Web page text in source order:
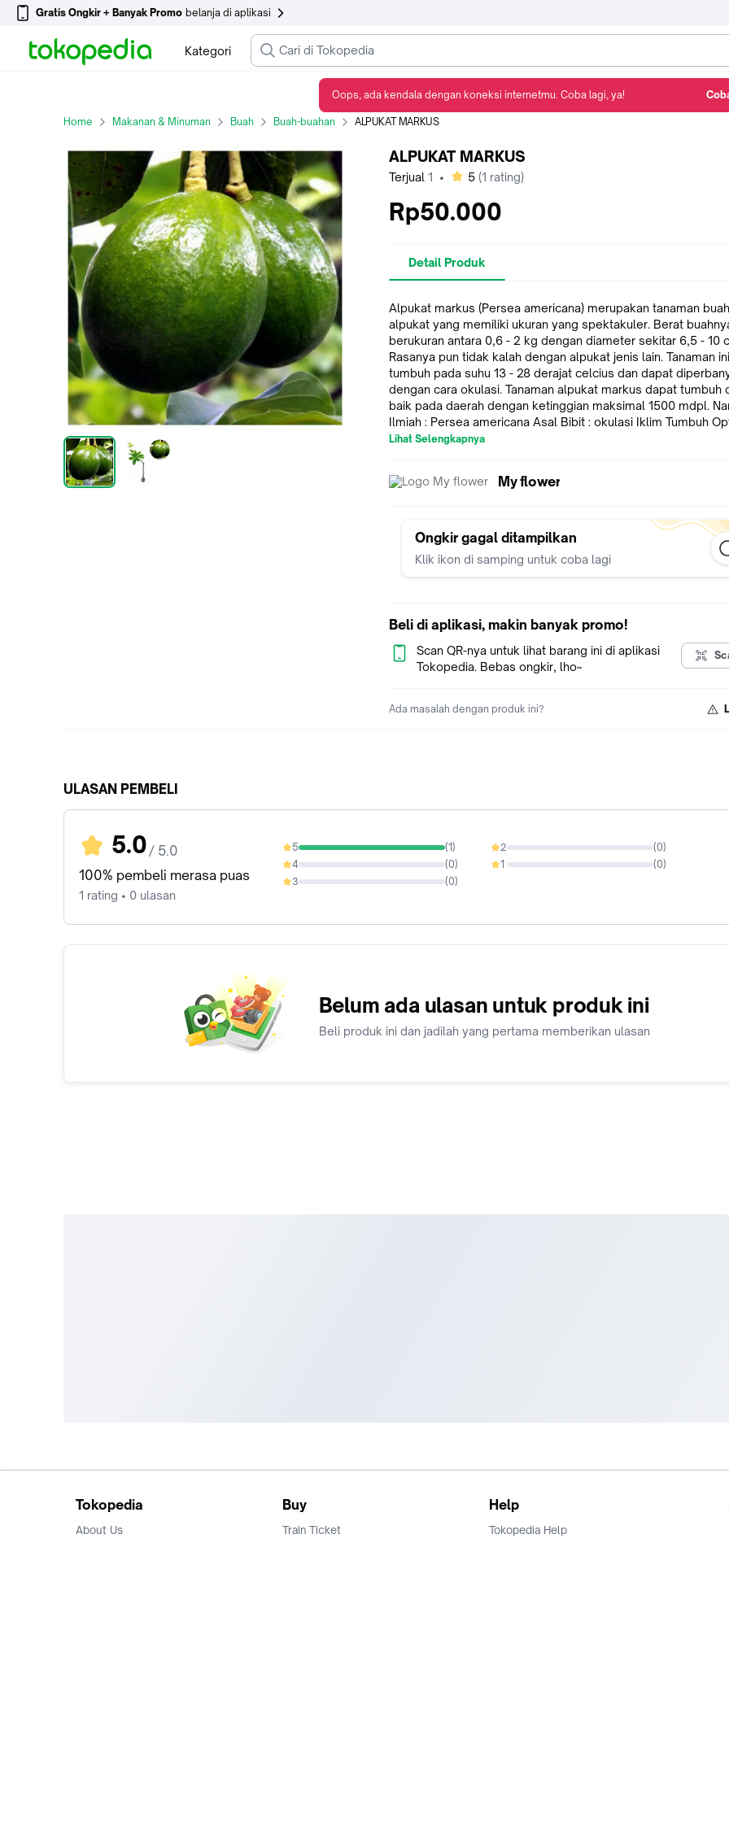
Gratis Ongkir + Banyak Promo belanja di aplikasi
Kategori
Home Makanan & Minuman Buah Buah-buahan ALPUKAT MARKUS
ALPUKAT MARKUS
Terjual 1 • bintang
5 (1 rating)
Rp50.000
Detail Produk
Alpukat markus (Persea americana) merupakan tanaman
alpukat yang memiliki ukuran yang spektakuler. Berat
berukuran antara 0,6 - 2 kg dengan diameter sekitar 6,5 - 10
Rasanya pun tidak kalah dengan alpukat jenis lain. Tanaman
tumbuh pada suhu 13 - 28 derajat celcius dan dapat
dengan cara okulasi. Tanaman alpukat markus dapat tumbuh
baik pada daerah dengan ketinggian maksimal 1500 mdpl.
Ilmiah : Persea americana Asal Bibit : okulasi Iklim Tumbuh
dataran rendah sampai dataran tinggi Kebutuhan Sinar
lebih dari 60cm Media Tanam : tanah dan humus Penyiraman :
tinggi lebih dari 5 meter, tetapi bisa di pendek kan dengan
pemangkasan Pemupukan : sebulan sekali dengan pupuk NPK
Lihat Selengkapnya
My flower
Ongkir gagal ditampilkan
Klik ikon di samping untuk coba lagi
Beli di aplikasi, makin banyak promo!
Scan QR-nya untuk lihat barang ini di aplikasi
Tokopedia. Bebas ongkir, lho~
Ada masalah dengan produk ini?
ULASAN PEMBELI
5.0 / 5.0
100% pembeli merasa puas
1 rating • 0 ulasan
5 (1)
100%
4 (0)
0%
3 (0)
0%
2 (0)
0%
1 (0)
0%
Belum ada ulasan untuk produk ini
Beli produk ini dan jadilah yang pertama memberikan ulasan
Tokopedia
About Us
Buy
Train Ticket
Help
Tokopedia Help
Oops, ada kendala dengan koneksi internetmu. Coba lagi, ya!